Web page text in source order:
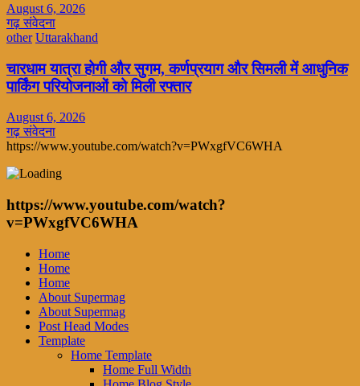
August 6, 2026
गढ़ संवेदना
other Uttarakhand
चारधाम यात्रा होगी और सुगम, कर्णप्रयाग और सिमली में आधुनिक
पार्किंग परियोजनाओं को मिली रफ्तार
August 6, 2026
गढ़ संवेदना
https://www.youtube.com/watch?v=PWxgfVC6WHA
https://www.youtube.com/watch?
v=PWxgfVC6WHA
Home
Home
Home
About Supermag
About Supermag
Post Head Modes
Template
Home Template
Home Full Width